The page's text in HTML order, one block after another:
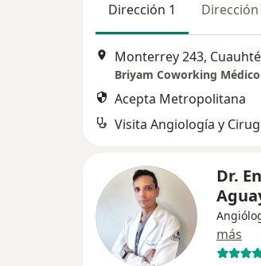
Dirección 1 Dirección
Monterrey 243,
Briyam Coworking
Acepta Metropolitana
Visita Angiología y
Dr.
más